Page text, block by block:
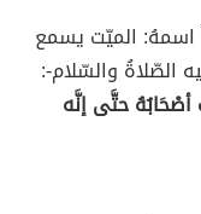
اسمهُ: الميّت يسمع
الصّلاةُ والسّلام-:
حتَّى إنَّه